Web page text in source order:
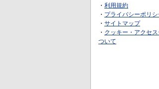
・ 利用規約
・ プライバシーポリシ
・ サイトマップ
・ クッキー・アクセ
ついて